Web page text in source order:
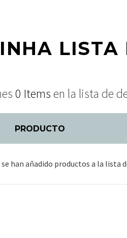
LISTA
0 Items en la lista de
PRODUCTO
se han añadido productos a la lista